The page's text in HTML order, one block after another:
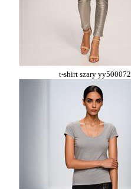
t-shirt szary yy500072